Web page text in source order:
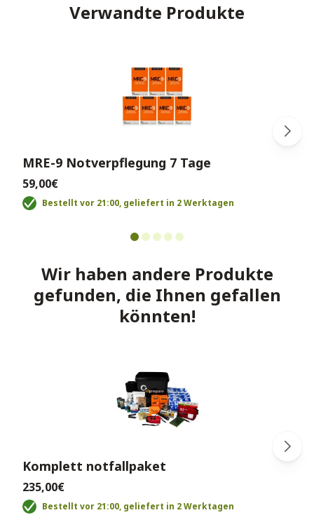
Verwandte Produkte
MRE-9 Notverpflegung 7 Tage
59,00€
Bestellt vor 21:00, geliefert in 2 Werktagen
Wir haben andere Produkte
gefunden, die Ihnen gefallen
könnten!
Komplett notfallpaket
235,00€
Bestellt vor 21:00, geliefert in 2 Werktagen